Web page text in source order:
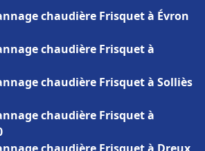
chaudière Frisquet à Évron
chaudière Frisquet à
chaudière Frisquet à Solliès
chaudière Frisquet à